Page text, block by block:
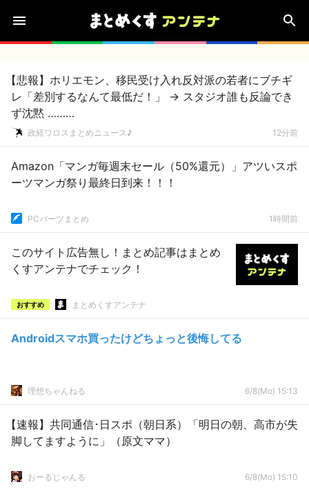
【悲報】ホリエモン、移民受け入れ反対派の若者にブチギ
レ「差別するなんて最低だ！」 → スタジオ誰も反論でき
ず沈黙 ………
政経ワロスまとめニュース♪ 12分前
Amazon「マンガ毎週末セール（50%還元）」アツいスポ
ーツマンガ祭り最終日到来！！！
PCパーツまとめ 1時間前
このサイト広告無し！まとめ記事はまとめ
くすアンテナでチェック！
おすすめ まとめくすアンテナ
Androidスマホ買ったけどちょっと後悔してる
理想ちゃんねる 6/8(Mo) 15:13
【速報】共同通信･日スポ（朝日系）「明日の朝、高市が失
脚してますように」（原文ママ）
おーるじゃんる 6/8(Mo) 15:10